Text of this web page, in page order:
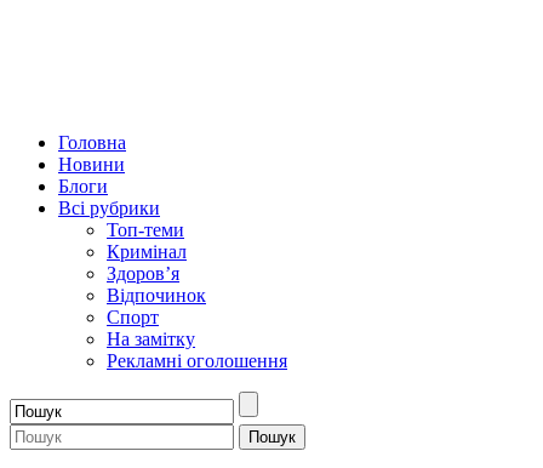
Головна
Новини
Блоги
Всі рубрики
Топ-теми
Кримінал
Здоров’я
Відпочинок
Спорт
На замітку
Рекламні оголошення